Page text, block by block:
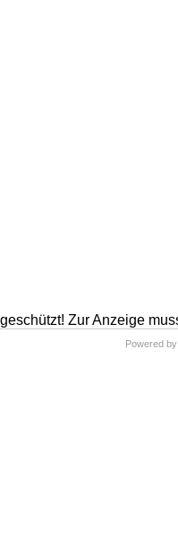
Zur Anzeige
Powered by